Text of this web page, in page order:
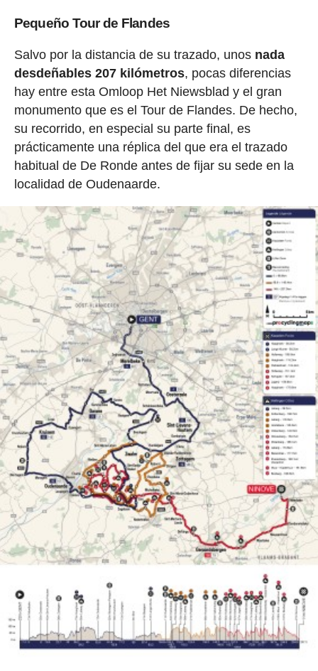
Pequeño Tour de Flandes
Salvo por la distancia de su trazado, unos nada
desdeñables 207 kilómetros, pocas diferencias
hay entre esta Omloop Het Niewsblad y el gran
monumento que es el Tour de Flandes. De hecho,
su recorrido, en especial su parte final, es
prácticamente una réplica del que era el trazado
habitual de De Ronde antes de fijar su sede en la
localidad de Oudenaarde.